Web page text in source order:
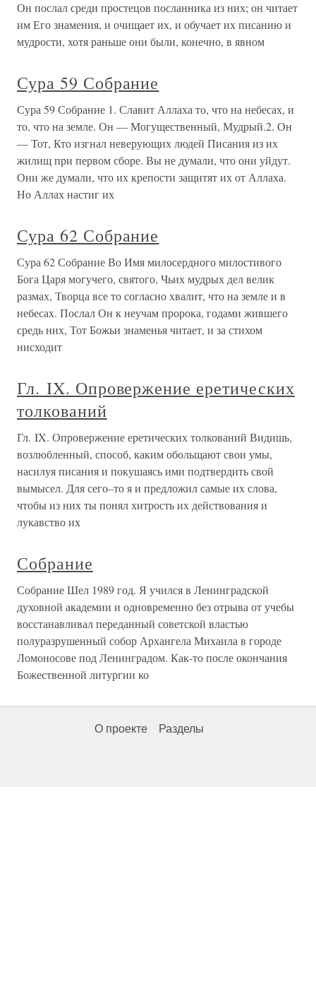
Он послал среди простецов посланника из них; он читает
им Его знамения, и очищает их, и обучает их писанию и
мудрости, хотя раньше они были, конечно, в явном
Сура 59 Собрание
Сура 59 Собрание 1. Славит Аллаха то, что на небесах, и
то, что на земле. Он — Могущественный, Мудрый.2. Он
— Тот, Кто изгнал неверующих людей Писания из их
жилищ при первом сборе. Вы не думали, что они уйдут.
Они же думали, что их крепости защитят их от Аллаха.
Но Аллах настиг их
Сура 62 Собрание
Сура 62 Собрание Во Имя милосердного милостивого
Бога Царя могучего, святого, Чьих мудрых дел велик
размах, Творца все то согласно хвалит, что на земле и в
небесах. Послал Он к неучам пророка, годами жившего
средь них, Тот Божьи знаменья читает, и за стихом
нисходит
Гл. IX. Опровержение еретических
толкований
Гл. IX. Опровержение еретических толкований Видишь,
возлюбленный, способ, каким обольщают свои умы,
насилуя писания и покушаясь ими подтвердить свой
вымысел. Для сего–то я и предложил самые их слова,
чтобы из них ты понял хитрость их действования и
лукавство их
Собрание
Собрание Шел 1989 год. Я учился в Ленинградской
духовной академии и одновременно без отрыва от учебы
восстанавливал переданный советской властью
полуразрушенный собор Архангела Михаила в городе
Ломоносове под Ленинградом. Как-то после окончания
Божественной литургии ко
О проекте Разделы